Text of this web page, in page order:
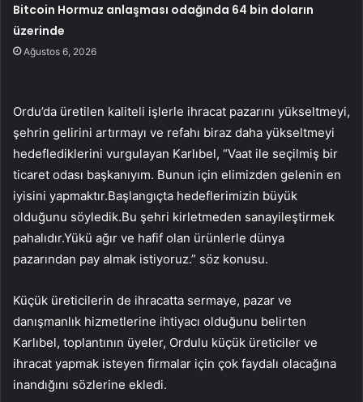
Bitcoin Hormuz anlaşması odağında 64 bin doların
üzerinde
Ağustos 6, 2026
Ordu’da üretilen kaliteli işlerle ihracat pazarını yükseltmeyi,
şehrin gelirini artırmayı ve refahı biraz daha yükseltmeyi
hedeflediklerini vurgulayan Karlıbel, “Vaat ile seçilmiş bir
ticaret odası başkanıyım. Bunun için elimizden gelenin en
iyisini yapmaktır.Başlangıçta hedeflerimizin büyük
olduğunu söyledik.Bu şehri kirletmeden sanayileştirmek
pahalıdır.Yükü ağır ve hafif olan ürünlerle dünya
pazarından pay almak istiyoruz.” söz konusu.
Küçük üreticilerin de ihracatta sermaye, pazar ve
danışmanlık hizmetlerine ihtiyacı olduğunu belirten
Karlıbel, toplantının üyeler, Ordulu küçük üreticiler ve
ihracat yapmak isteyen firmalar için çok faydalı olacağına
inandığını sözlerine ekledi.